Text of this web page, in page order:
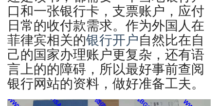
口和一张银行卡，支票账户，应付
日常的收付款需求。作为外国人在
菲律宾相关的银行开户自然比在自
己的国家办理账户更复杂，还有语
言上的的障碍，所以最好事前查阅
银行网站的资料，做好准备工夫。